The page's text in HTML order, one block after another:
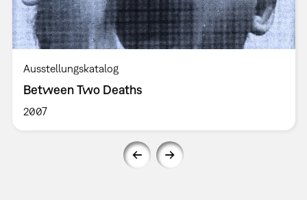
Ausstellungskatalog
Between Two Deaths
2007